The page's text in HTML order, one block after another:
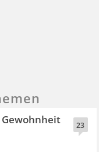
23
Gewohnheit